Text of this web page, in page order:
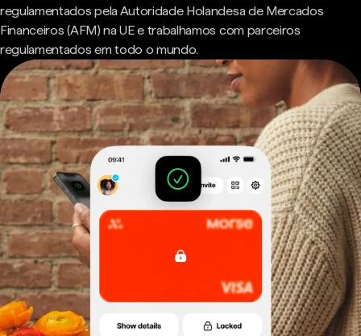
regulamentados pela Autoridade Holandesa de Mercados
Financeiros (AFM) na UE e trabalhamos com parceiros
regulamentados em todo o mundo.